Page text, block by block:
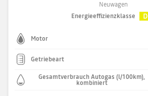
Neuwagen
Energieeffizienzklasse
D
Motor
Getriebeart
Gesamtverbrauch Autogas (l/100km),
kombiniert